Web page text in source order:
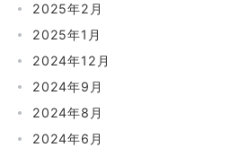
2025年2月
2025年1月
2024年12月
2024年9月
2024年8月
2024年6月